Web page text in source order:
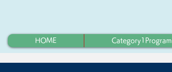
HOME Category1Program